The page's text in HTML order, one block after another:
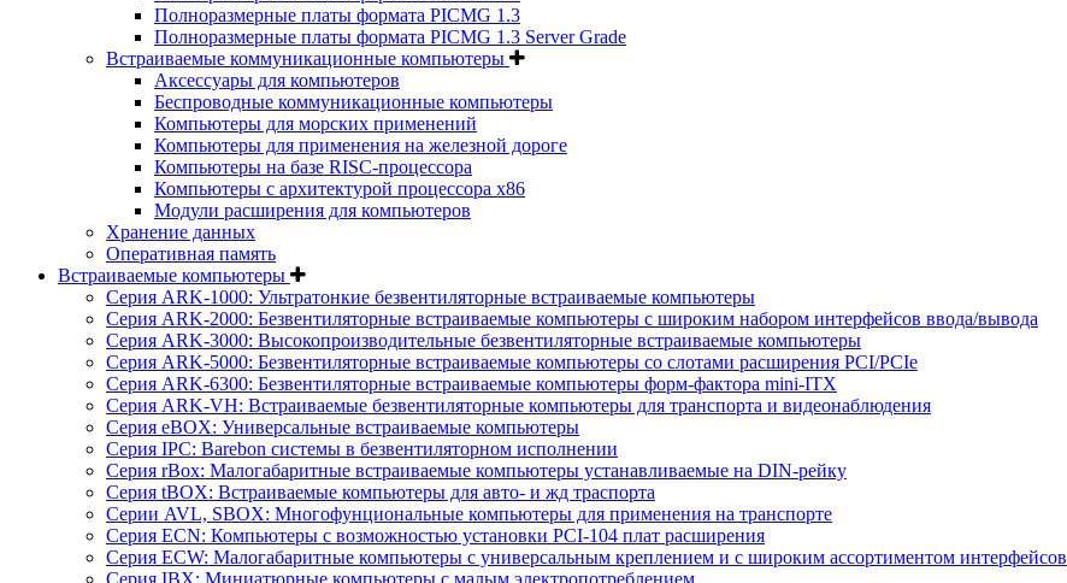
Полноразмерные платы формата PICMG 1.3
Полноразмерные платы формата PICMG 1.3 Server Grade
Встраиваемые коммуникационные компьютеры
Аксессуары для компьютеров
Беспроводные коммуникационные компьютеры
Компьютеры для морских применений
Компьютеры для применения на железной дороге
Компьютеры на базе RISC-процессора
Компьютеры с архитектурой процессора x86
Модули расширения для компьютеров
Хранение данных
Оперативная память
Встраиваемые компьютеры
Серия ARK-1000: Ультратонкие безвентиляторные встраиваемые компьютеры
Серия ARK-2000: Безвентиляторные встраиваемые компьютеры с широким набором интерфейсов ввода/вывода
Серия ARK-3000: Высокопроизводительные безвентиляторные встраиваемые компьютеры
Серия ARK-5000: Безвентиляторные встраиваемые компьютеры со слотами расширения PCI/PCIe
Серия ARK-6300: Безвентиляторные встраиваемые компьютеры форм-фактора mini-ITX
Серия ARK-VH: Встраиваемые безвентиляторные компьютеры для транспорта и видеонаблюдения
Серия eBOX: Универсальные встраиваемые компьютеры
Серия IPC: Barebon системы в безвентиляторном исполнении
Серия rBox: Малогабаритные встраиваемые компьютеры устанавливаемые на DIN-рейку
Серия tBOX: Встраиваемые компьютеры для авто- и жд траспорта
Серии AVL, SBOX: Многофунциональные компьютеры для применения на транспорте
Серия ECN: Компьютеры с возможностью установки PCI-104 плат расширения
Серия ECW: Малогабаритные компьютеры с универсальным креплением и с широким ассортиментом интерфейсов
Серия IBX: Миниатюрные компьютеры с малым электропотреблением